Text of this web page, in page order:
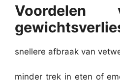
snellere afbraak van
minder trek in eten of